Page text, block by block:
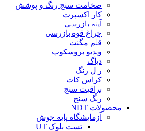
ضخامت سنج رنگ و پوشش
کار اکسپرت
آینه بازرسی
چراغ قوه بازرسی
قلم مگنت
ویدیو بروسکوپ
دیاگ
رال رنگ
کراس کات
براقیت سنج
رنگ سنج
محصولات NDT
آزمایشگاه پایه جوش
تست بلوک UT